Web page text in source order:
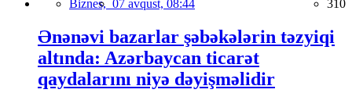
Biznes, 07 avqust, 08:44 310
Ənənəvi bazarlar şəbəkələrin təzyiqi
altında: Azərbaycan ticarət
qaydalarını niyə dəyişməlidir